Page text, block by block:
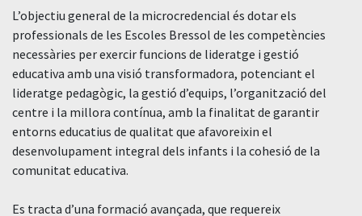
L’objectiu general de la microcredencial és dotar els
professionals de les Escoles Bressol de les competències
necessàries per exercir funcions de lideratge i gestió
educativa amb una visió transformadora, potenciant el
lideratge pedagògic, la gestió d’equips, l’organització del
centre i la millora contínua, amb la finalitat de garantir
entorns educatius de qualitat que afavoreixin el
desenvolupament integral dels infants i la cohesió de la
comunitat educativa.
Es tracta d’una formació avançada, que requereix